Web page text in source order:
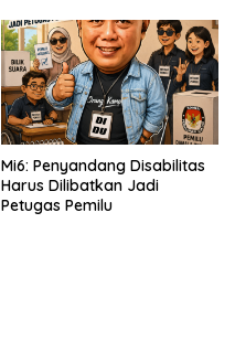
Mi6: Penyandang Disabilitas
Harus Dilibatkan Jadi
Petugas Pemilu